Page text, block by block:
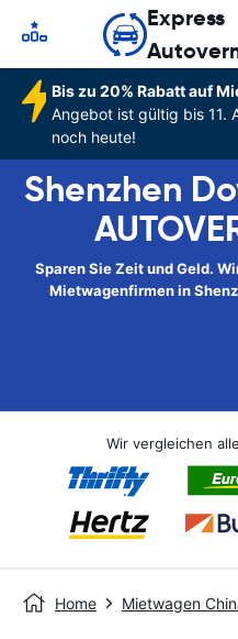
Express
Bis zu 20% Rabatt auf
Angebot ist gültig bis 11.
noch heute!
Shenzhen
Sparen Sie Zeit und Geld.
Mietwagenfirmen in
Wir vergleichen
Home Mietwagen